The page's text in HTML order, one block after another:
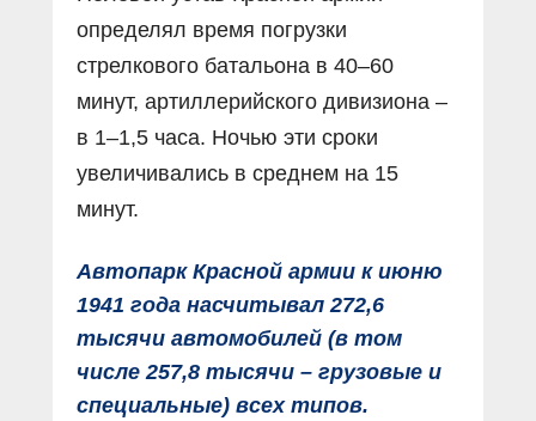
определял время погрузки
стрелкового батальона в 40–60
минут, артиллерийского дивизиона –
в 1–1,5 часа. Ночью эти сроки
увеличивались в среднем на 15
минут.
Автопарк Красной армии к июню
1941 года насчитывал 272,6
тысячи автомобилей (в том
числе 257,8 тысячи – грузовые и
специальные) всех типов.